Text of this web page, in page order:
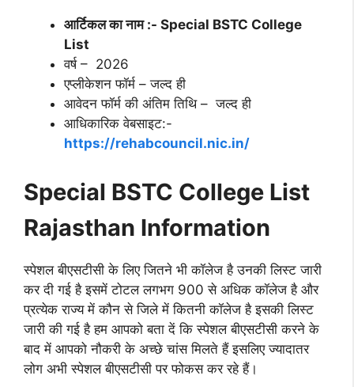
आर्टिकल का नाम :- Special BSTC College
List
वर्ष – 2026
एप्लीकेशन फॉर्म – जल्द ही
आवेदन फॉर्म की अंतिम तिथि – जल्द ही
आधिकारिक वेबसाइट:-
https://rehabcouncil.nic.in/
Special BSTC College List
Rajasthan Information
स्पेशल बीएसटीसी के लिए जितने भी कॉलेज है उनकी लिस्ट जारी
कर दी गई है इसमें टोटल लगभग 900 से अधिक कॉलेज है और
प्रत्येक राज्य में कौन से जिले में कितनी कॉलेज है इसकी लिस्ट
जारी की गई है हम आपको बता दें कि स्पेशल बीएसटीसी करने के
बाद में आपको नौकरी के अच्छे चांस मिलते हैं इसलिए ज्यादातर
लोग अभी स्पेशल बीएसटीसी पर फोकस कर रहे हैं।